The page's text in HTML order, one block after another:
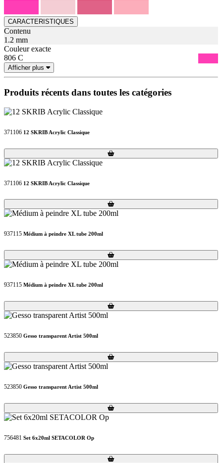
CARACTERISTIQUES
Contenu
1.2 mm
Couleur exacte
806 C
Afficher plus
Produits récents dans toutes les catégories
371106 12 SKRIB Acrylic Classique
Loading...
Loading...
371106 12 SKRIB Acrylic Classique
Loading...
Loading...
937115 Médium à peindre XL tube 200ml
Loading...
Loading...
937115 Médium à peindre XL tube 200ml
Loading...
Loading...
523850 Gesso transparent Artist 500ml
Loading...
Loading...
523850 Gesso transparent Artist 500ml
Loading...
Loading...
756481 Set 6x20ml SETACOLOR Op
Loading...
Loading...